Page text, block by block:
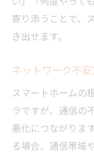
寄り添うことで、
き出せます。
ネットワーク不
スマートホームの
ラですが、通信の
悪化につながりま
る場合、通信帯域